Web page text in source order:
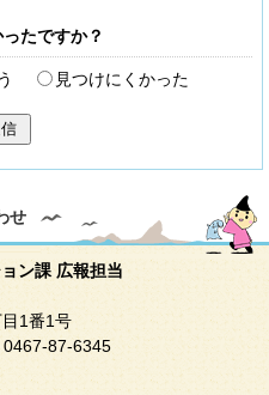
たですか？
見つけにくかった
せ
ン課 広報担当
1番1号
87-6345